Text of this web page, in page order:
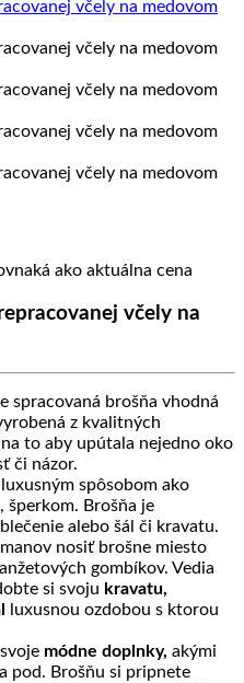
ako aktuálna cena
včely na
spracovaná brošňa vhodná
z kvalitných
to aby upútala nejedno oko
či názor.
spôsobom ako
Brošňa je
alebo šál či kravatu.
nosiť brošne miesto
gombíkov. Vedia
si svoju kravatu,
luxusnou ozdobou s ktorou
módne doplnky, akými
pod. Brošňu si pripnete